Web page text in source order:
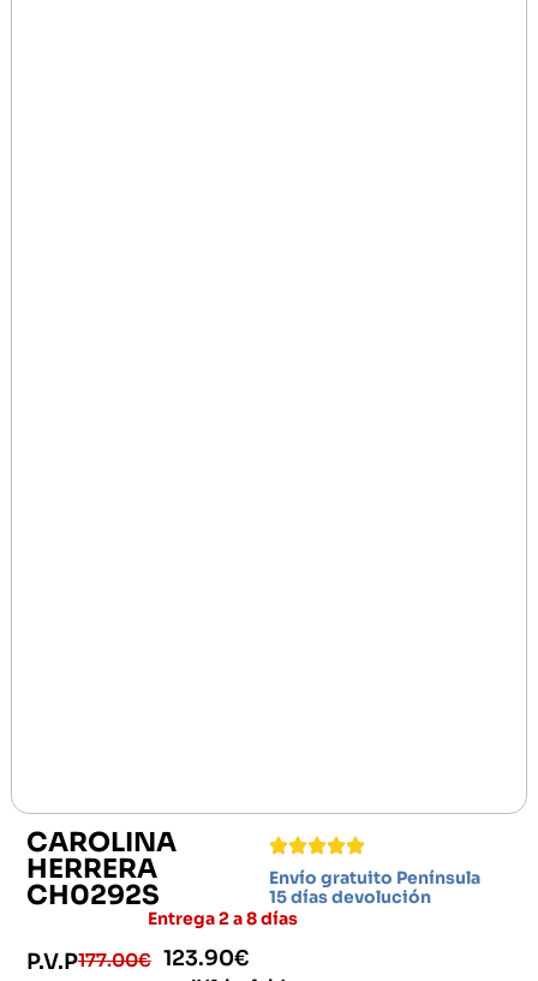
CAROLINA
HERRERA
CH0292S
Envío gratuito Península
15 días devolución
Entrega 2 a 8 días
P.V.P177.00€ 123.90€